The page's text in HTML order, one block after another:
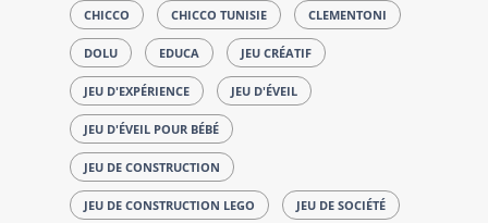
CHICCO CHICCO TUNISIE CLEMENTONI
DOLU EDUCA JEU CRÉATIF
JEU D'EXPÉRIENCE JEU D'ÉVEIL
JEU D'ÉVEIL POUR BÉBÉ
JEU DE CONSTRUCTION
JEU DE CONSTRUCTION LEGO JEU DE SOCIÉTÉ